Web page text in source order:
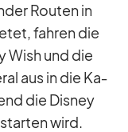
Rou­ten in
fah­ren die
Wish und die
aus in die Ka­
die Dis­ney
wird.